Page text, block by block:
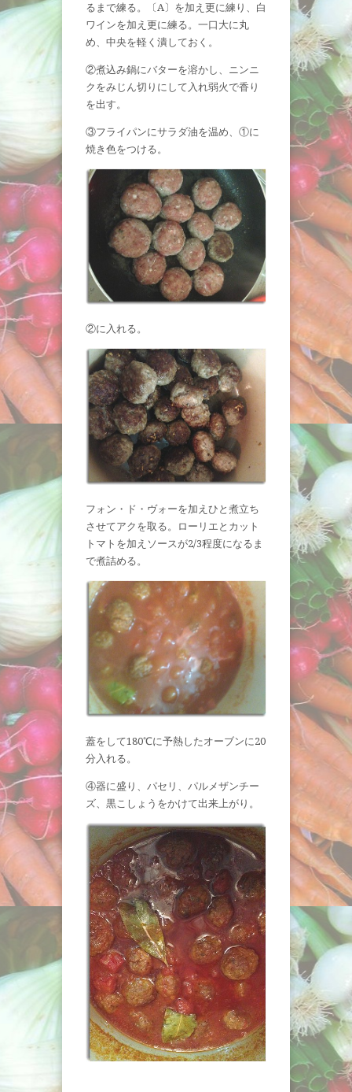
るまで練る。〔A〕を加え更に練り、白
ワインを加え更に練る。一口大に丸
め、中央を軽く潰しておく。
②煮込み鍋にバターを溶かし、ニンニ
クをみじん切りにして入れ弱火で香り
を出す。
③フライパンにサラダ油を温め、①に
焼き色をつける。
②に入れる。
フォン・ド・ヴォーを加えひと煮立ち
させてアクを取る。ローリエとカット
トマトを加えソースが2/3程度になるま
で煮詰める。
蓋をして180℃に予熱したオーブンに20
分入れる。
④器に盛り、パセリ、パルメザンチー
ズ、黒こしょうをかけて出来上がり。